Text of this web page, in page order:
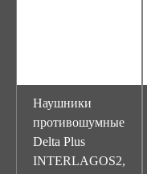
Наушники
противошумные
Delta Plus
INTERLAGOS2,